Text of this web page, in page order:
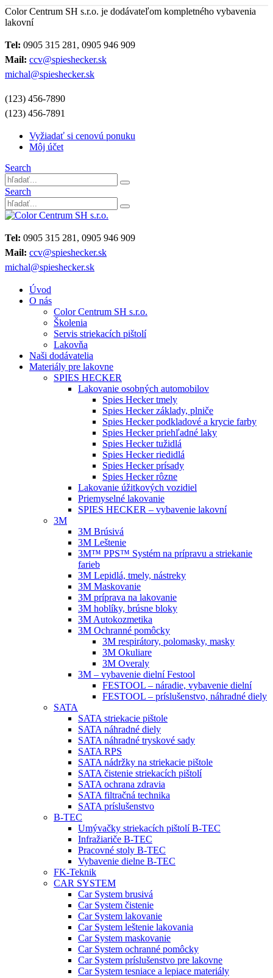
Color Centrum SH s.r.o. je dodávateľom kompletného vybavenia
lakovní
Tel: 0905 315 281, 0905 946 909
Mail: ccv@spieshecker.sk
michal@spieshecker.sk
(123) 456-7890
(123) 456-7891
Vyžiadať si cenovú ponuku
Môj účet
Search
Search
Tel: 0905 315 281, 0905 946 909
Mail: ccv@spieshecker.sk
michal@spieshecker.sk
Úvod
O nás
Color Centrum SH s.r.o.
Školenia
Servis striekacích pištolí
Lakovňa
Naši dodávatelia
Materiály pre lakovne
SPIES HECKER
Lakovanie osobných automobilov
Spies Hecker tmely
Spies Hecker základy, plniče
Spies Hecker podkladové a krycie farby
Spies Hecker priehľadné laky
Spies Hecker tužidlá
Spies Hecker riedidlá
Spies Hecker prísady
Spies Hecker rôzne
Lakovanie úžitkových vozidiel
Priemyselné lakovanie
SPIES HECKER – vybavenie lakovní
3M
3M Brúsivá
3M Leštenie
3M™ PPS™ Systém na prípravu a striekanie
farieb
3M Lepidlá, tmely, nástreky
3M Maskovanie
3M príprava na lakovanie
3M hoblíky, brúsne bloky
3M Autokozmetika
3M Ochranné pomôcky
3M respirátory, polomasky, masky
3M Okuliare
3M Overaly
3M – vybavenie dielní Festool
FESTOOL – náradie, vybavenie dielní
FESTOOL – príslušenstvo, náhradné diely
SATA
SATA striekacie pištole
SATA náhradné diely
SATA náhradné tryskové sady
SATA RPS
SATA nádržky na striekacie pištole
SATA čistenie striekacích pištolí
SATA ochrana zdravia
SATA filtračná technika
SATA príslušenstvo
B-TEC
Umývačky striekacích pištolí B-TEC
Infražiariče B-TEC
Pracovné stoly B-TEC
Vybavenie dielne B-TEC
FK-Teknik
CAR SYSTEM
Car System brusivá
Car System čistenie
Car System lakovanie
Car System leštenie lakovania
Car System maskovanie
Car System ochranné pomôcky
Car System príslušenstvo pre lakovne
Car System tesniace a lepiace materiály